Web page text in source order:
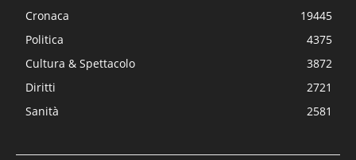
Cronaca
19445
Politica
4375
Cultura & Spettacolo
3872
Diritti
2721
Sanità
2581